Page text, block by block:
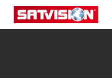
Skip